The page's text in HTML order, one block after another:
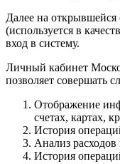
Далее на открывшейся
(используется в
вход в систему.
Личный кабинет
позволяет совершать
Отображение
счетах, картах,
История
Анализ
История